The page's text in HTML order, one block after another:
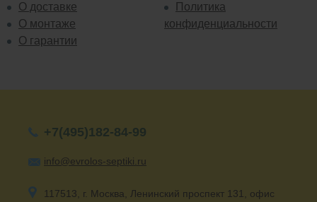
О доставке
О монтаже
О гарантии
Политика
конфиденциальности
+7(495)182-84-99
info@evrolos-septiki.ru
117513, г. Москва, Ленинский проспект 131, офис